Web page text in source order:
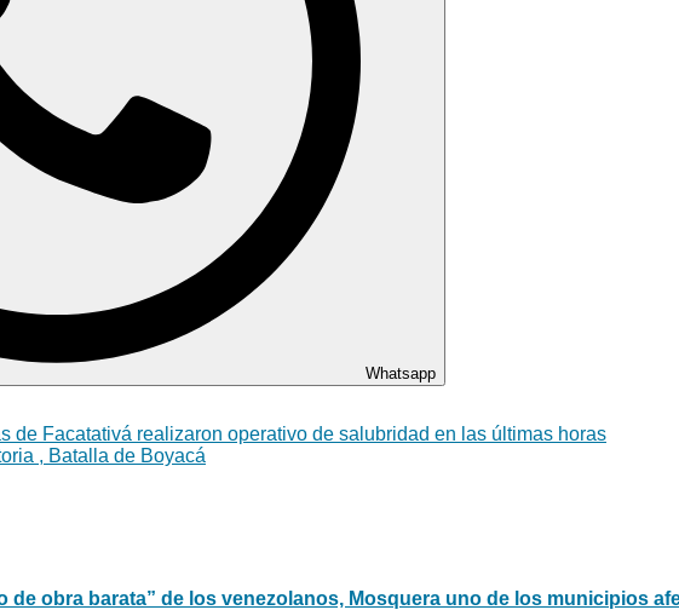
Whatsapp
de Facatativá realizaron operativo de salubridad en las últimas horas
, Batalla de Boyacá
de obra barata” de los venezolanos, Mosquera uno de los municipios